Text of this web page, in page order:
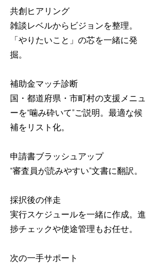
共創ヒアリング
雑談レベルからビジョンを整理。
「やりたいこと」の芯を一緒に発
掘。
補助金マッチ診断
国・都道府県・市町村の支援メニュ
ーを“噛み砕いて”ご説明。最適な候
補をリスト化。
申請書ブラッシュアップ
“審査員が読みやすい”文書に翻訳。
採択後の伴走
実行スケジュールを一緒に作成。進
捗チェックや使途管理もお任せ。
次の一手サポート